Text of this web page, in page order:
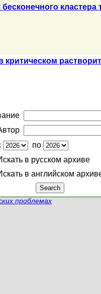
критическом
по
в русском архиве
в английском
проблемах